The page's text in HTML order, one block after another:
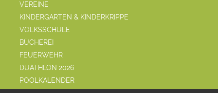
VEREINE
KINDERGARTEN & KINDERKRIPPE
VOLKSSCHULE
BÜCHEREI
FEUERWEHR
DUATHLON 2026
POOLKALENDER